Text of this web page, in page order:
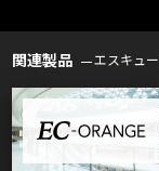
関連製品 エスキュ